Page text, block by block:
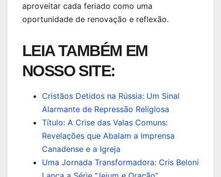
aproveitar cada feriado como uma
oportunidade de renovação e reflexão.
LEIA TAMBÉM EM
NOSSO SITE:
Cristãos Detidos na Rússia: Um Sinal
Alarmante de Repressão Religiosa
Título: A Crise das Valas Comuns:
Revelações que Abalam a Imprensa
Canadense e a Igreja
Uma Jornada Transformadora: Cris Beloni